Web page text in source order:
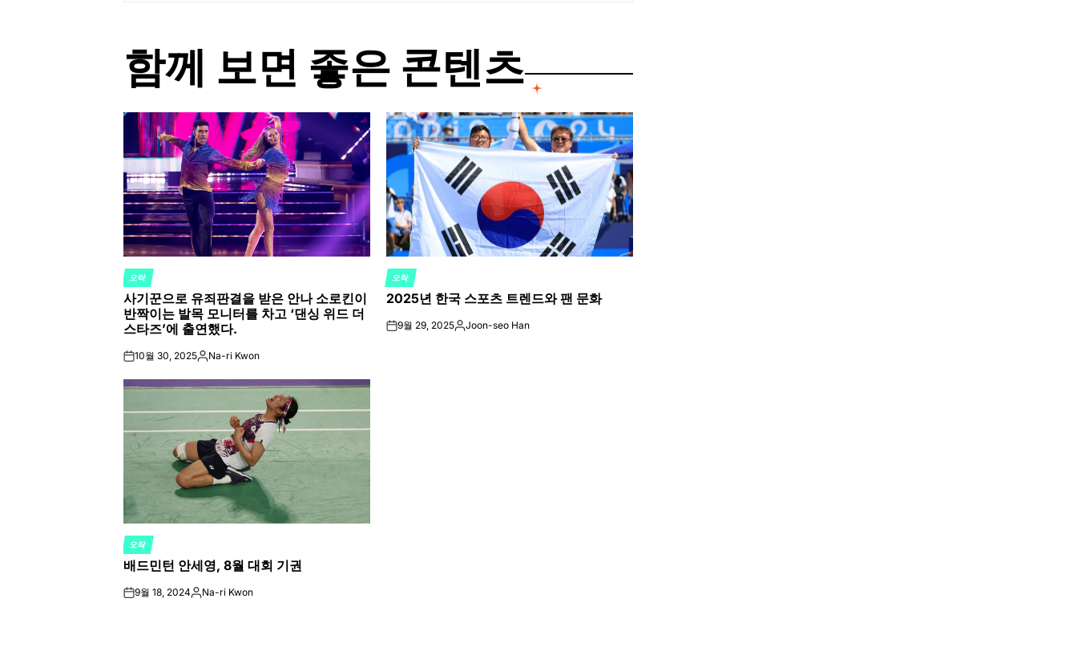
함께 보면 좋은 콘텐츠
POSTED
IN
오락
사기꾼으로 유죄판결을 받은 안나 소로킨이
반짝이는 발목 모니터를 차고 ‘댄싱 위드 더
스타즈’에 출연했다.
on10월 30, 2025Posted
Na-ri Kwon
POSTED
IN
오락
2025년 한국 스포츠 트렌드와 팬 문화
on9월 29, 2025Posted
Joon-seo Han
POSTED
IN
오락
배드민턴 안세영, 8월 대회 기권
on9월 18, 2024Posted
Na-ri Kwon